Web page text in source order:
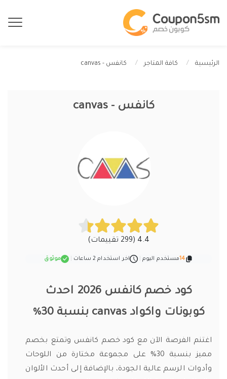
الرئيسية كافة المتاجر كانفس - canvas
كانفس - canvas
4.4 (299 تقييمات)
14مستخدم اليوم اخر استخدام 2 ساعات موثوق
كود خصم كانفس 2026 احدث
كوبونات واكواد canvas بنسبة 30%
اغتنم الفرصة الآن مع كود خصم كانفس وتمتع بخصم
مميز بنسبة 30% على مجموعة مختارة من اللوحات
وأدوات الرسم عالية الجودة، بالإضافة إلى أحدث الألوان